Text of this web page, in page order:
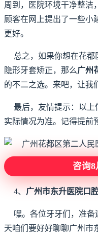
周到，医院环境干净整洁
顾客在网上提出了一些小
更好。
总之，如果你想在花
隐形牙套矫正，那么广州
的不二之选。来吧，让我
最后，友情提示：以
实际情况为准。记得提前
咨询
4、 广州市东升医院口
嘿。各位牙牙们，准
天咱们要好好聊聊广州市